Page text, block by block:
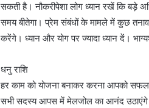
सकती है। नौकरीपेशा लोग ध्यान रखें कि बड़े
समय बीतेगा। प्रेम संबंधों के मामले में कुछ
करेंगे। ध्यान और योग पर ज्यादा ध्यान दें।
धनु राशि
हर काम को योजना बनाकर करना आपको
सभी सदस्य आपस में मेलजोल का आनंद